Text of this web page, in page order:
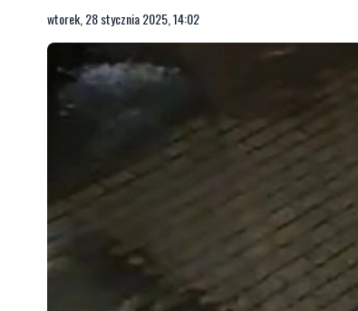
wtorek, 28 stycznia 2025, 14:02